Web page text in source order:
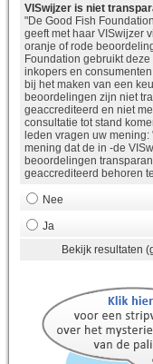
VISwijzer is niet
"De Good Fish
geeft met haar VISwijzer
oranje of rode
Foundation gebruikt
inkopers en
bij het maken van een
beoordelingen zijn niet
geaccrediteerd en niet
consultatie tot stand
leden vragen uw mening:
mening dat de in -de
beoordelingen
geaccrediteerd behoren
Nee
Ja
Bekijk resultaten